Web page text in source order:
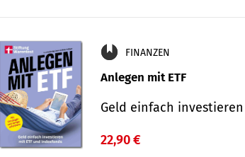
FINANZEN
Anlegen mit ETF
Geld einfach
22,90 €